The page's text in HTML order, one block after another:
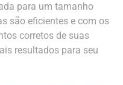
para um tamanho
são eficientes e com os
corretos de suas
resultados para seu